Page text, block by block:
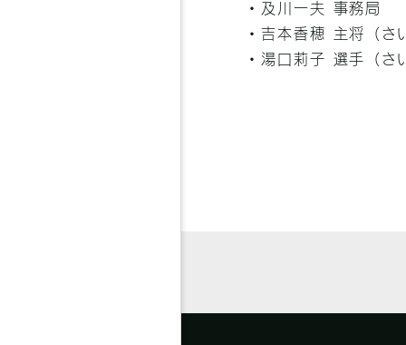
・及川一夫 事務局
・吉本香穂 主将（
・湯口莉子 選手（